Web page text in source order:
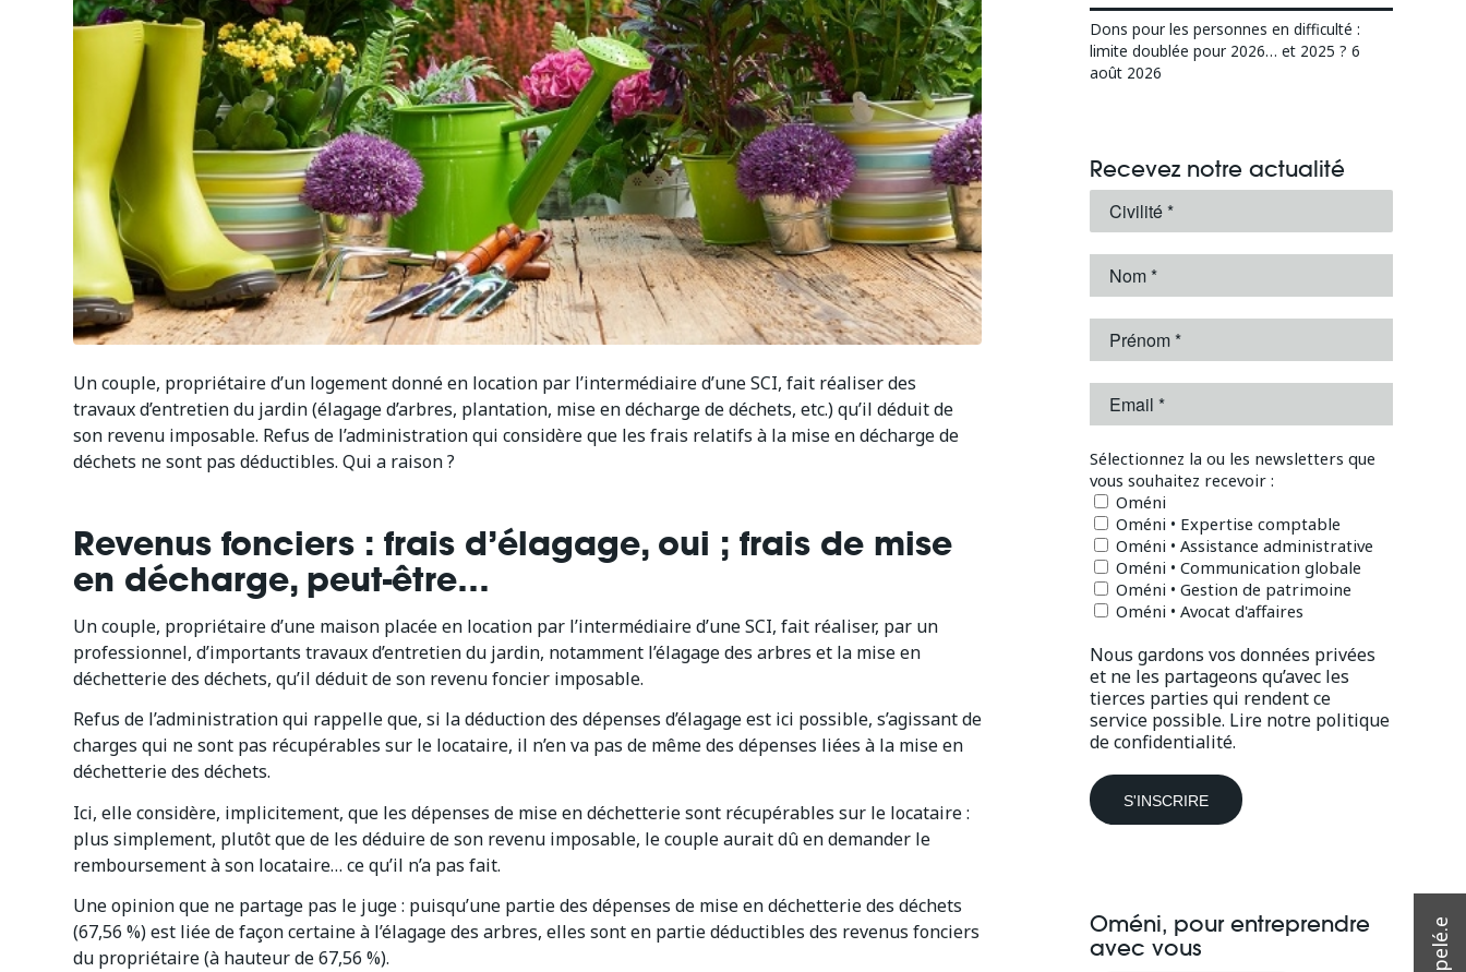
Un couple, propriétaire d’un logement donné en location par l’intermédiaire d’une SCI, fait réaliser des
travaux d’entretien du jardin (élagage d’arbres, plantation, mise en décharge de déchets, etc.) qu’il déduit de
son revenu imposable. Refus de l’administration qui considère que les frais relatifs à la mise en décharge de
déchets ne sont pas déductibles. Qui a raison ?
Revenus fonciers : frais d’élagage, oui ; frais de mise
en décharge, peut-être…
Un couple, propriétaire d’une maison placée en location par l’intermédiaire d’une SCI, fait réaliser, par un
professionnel, d’importants travaux d’entretien du jardin, notamment l’élagage des arbres et la mise en
déchetterie des déchets, qu’il déduit de son revenu foncier imposable.
Refus de l’administration qui rappelle que, si la déduction des dépenses d’élagage est ici possible, s’agissant de
charges qui ne sont pas récupérables sur le locataire, il n’en va pas de même des dépenses liées à la mise en
déchetterie des déchets.
Ici, elle considère, implicitement, que les dépenses de mise en déchetterie sont récupérables sur le locataire :
plus simplement, plutôt que de les déduire de son revenu imposable, le couple aurait dû en demander le
remboursement à son locataire… ce qu’il n’a pas fait.
Une opinion que ne partage pas le juge : puisqu’une partie des dépenses de mise en déchetterie des déchets
(67,56 %) est liée de façon certaine à l’élagage des arbres, elles sont en partie déductibles des revenus fonciers
du propriétaire (à hauteur de 67,56 %).
Dons pour les personnes en difficulté :
limite doublée pour 2026… et 2025 ? 6
août 2026
Recevez notre actualité
Sélectionnez la ou les newsletters que
vous souhaitez recevoir :
Oméni
Oméni • Expertise comptable
Oméni • Assistance administrative
Oméni • Communication globale
Oméni • Gestion de patrimoine
Oméni • Avocat d'affaires
Nous gardons vos données privées
et ne les partageons qu’avec les
tierces parties qui rendent ce
service possible. Lire notre politique
de confidentialité.
Oméni, pour entreprendre
avec vous